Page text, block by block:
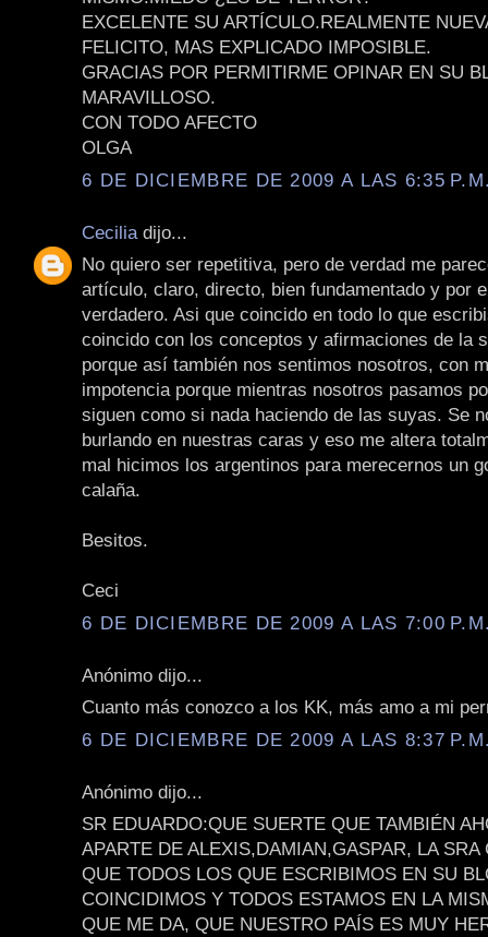
EXCELENTE SU ARTÍCULO.REALMENTE
FELICITO, MAS EXPLICADO IMPOSIBLE.
GRACIAS POR PERMITIRME OPINAR EN SU
MARAVILLOSO.
CON TODO AFECTO
OLGA
6 DE DICIEMBRE DE 2009 A LAS 6:35
Cecilia dijo...
No quiero ser repetitiva, pero de verdad me
artículo, claro, directo, bien fundamentado y por
verdadero. Asi que coincido en todo lo que
coincido con los conceptos y afirmaciones de la
porque así también nos sentimos nosotros, con
impotencia porque mientras nosotros pasamos
siguen como si nada haciendo de las suyas. Se
burlando en nuestras caras y eso me altera
mal hicimos los argentinos para merecernos un
calaña.
Besitos.
Ceci
6 DE DICIEMBRE DE 2009 A LAS 7:00
Anónimo dijo...
Cuanto más conozco a los KK, más amo a mi
6 DE DICIEMBRE DE 2009 A LAS 8:37
Anónimo dijo...
SR EDUARDO:QUE SUERTE QUE TAMBIÉN
APARTE DE ALEXIS,DAMIAN,GASPAR, LA SRA
QUE TODOS LOS QUE ESCRIBIMOS EN SU
COINCIDIMOS Y TODOS ESTAMOS EN LA
QUE ME DA, QUE NUESTRO PAÍS ES MUY